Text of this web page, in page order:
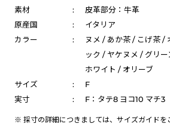
素材
:
皮革部分：牛革
原産国
:
イタリア
カラー
:
ヌメ / あか茶 / こげ茶 /
ック / ヤケヌメ / グリ
ホワイト / オリーブ
サイズ
:
F
実寸
: F：タテ8 ヨコ10 マチ3
※ 採寸の詳細につきましては、 サイズガイドを